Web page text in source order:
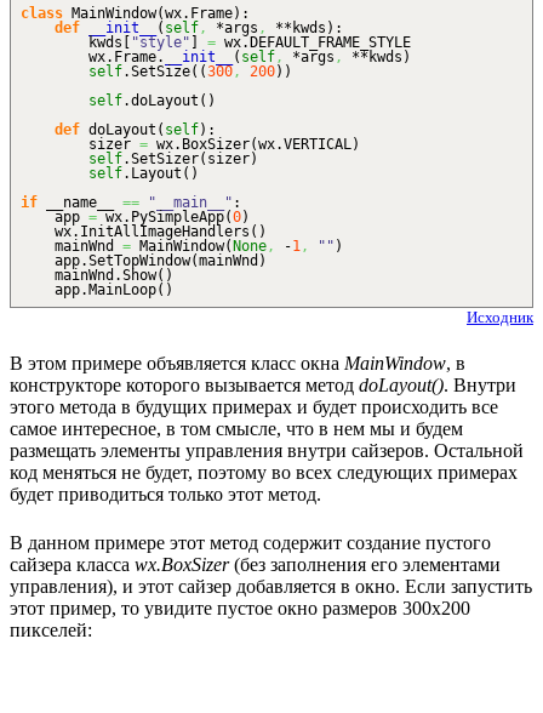
class MainWindow(wx. Frame) :
def
__init__ ( self, *args , **kwds ) :
kwds
"style" = wx. DEFAULT_FRAME_STYLE
wx. Frame. __init__ ( self, *args , **kwds )
self.SetSize( (300, 200) )
self.doLayout ( )
def doLayout ( self) :
sizer = wx. BoxSizer(wx.VERTICAL)
self.SetSizer( sizer)
self. Layout ( )
if __name__ == "__main__" :
app = wx. PySimpleApp(0)
wx. InitAllImageHandlers ( )
mainWnd = MainWindow( None, -1, "" )
app.SetTopWindow(mainWnd )
mainWnd.Show( )
app. MainLoop( )
Исходник
В этом примере объявляется класс окна MainWindow, в
конструкторе которого вызывается метод doLayout(). Внутри
этого метода в будущих примерах и будет происходить все
самое интересное, в том смысле, что в нем мы и будем
размещать элементы управления внутри сайзеров. Остальной
код меняться не будет, поэтому во всех следующих примерах
будет приводиться только этот метод.
В данном примере этот метод содержит создание пустого
сайзера класса wx.BoxSizer(без заполнения его элементами
управления), и этот сайзер добавляется в окно. Если запустить
этот пример, то увидите пустое окно размеров 300x200
пикселей: